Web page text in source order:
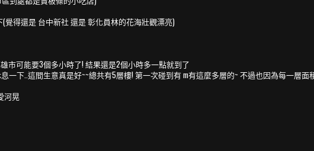
覺得還是 台中新社 還是 彰化員林的花海壯觀漂亮)
市可能要3個多小時了! 結果還是2個小時多一點就到了
一下..這間生意真是好~~總共有5層樓! 第一次碰到有 m有這麼多層的~ 不過也因為每一層面
河晃